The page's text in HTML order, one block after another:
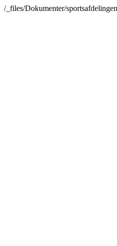
/_files/Dokumenter/